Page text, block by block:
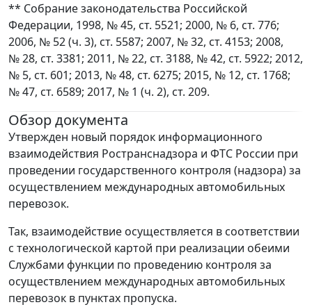
** Собрание законодательства Российской
Федерации, 1998, № 45, ст. 5521; 2000, № 6, ст. 776;
2006, № 52 (ч. 3), ст. 5587; 2007, № 32, ст. 4153; 2008,
№ 28, ст. 3381; 2011, № 22, ст. 3188, № 42, ст. 5922; 2012,
№ 5, ст. 601; 2013, № 48, ст. 6275; 2015, № 12, ст. 1768;
№ 47, ст. 6589; 2017, № 1 (ч. 2), ст. 209.
Обзор документа
Утвержден новый порядок информационного
взаимодействия Ространснадзора и ФТС России при
проведении государственного контроля (надзора) за
осуществлением международных автомобильных
перевозок.
Так, взаимодействие осуществляется в соответствии
c технологической картой при реализации обеими
Службами функции по проведению контроля за
осуществлением международных автомобильных
перевозок в пунктах пропуска.